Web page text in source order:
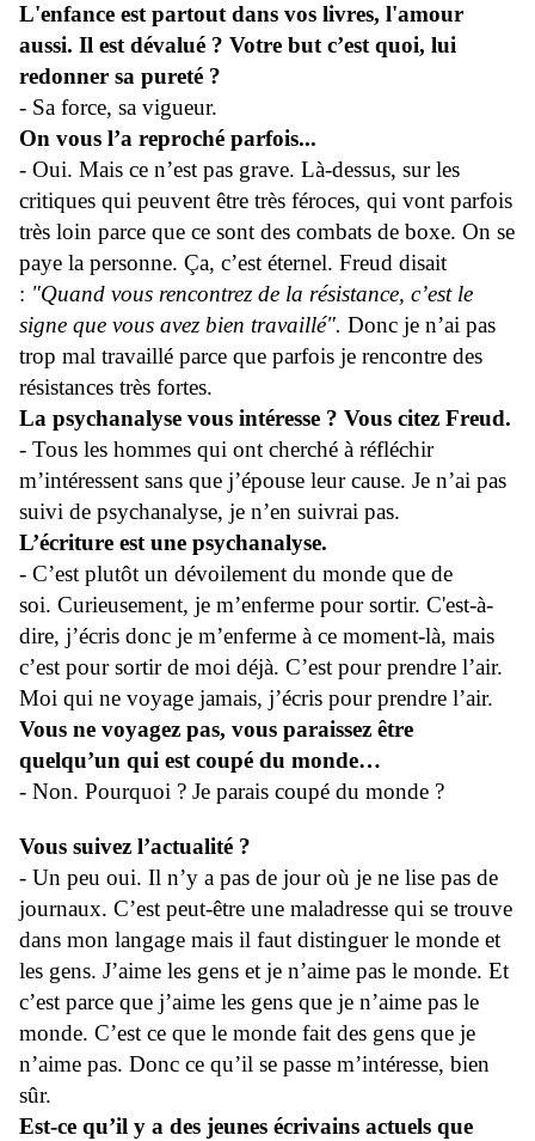
L'enfance est partout dans vos livres, l'amour
aussi. Il est dévalué ? Votre but c’est quoi, lui
redonner sa pureté ?
- Sa force, sa vigueur.
On vous l’a reproché parfois...
- Oui. Mais ce n’est pas grave. Là-dessus, sur les
critiques qui peuvent être très féroces, qui vont parfois
très loin parce que ce sont des combats de boxe. On se
paye la personne. Ça, c’est éternel. Freud disait
: "Quand vous rencontrez de la résistance, c’est le
signe que vous avez bien travaillé". Donc je n’ai pas
trop mal travaillé parce que parfois je rencontre des
résistances très fortes.
La psychanalyse vous intéresse ? Vous citez Freud.
- Tous les hommes qui ont cherché à réfléchir
m’intéressent sans que j’épouse leur cause. Je n’ai pas
suivi de psychanalyse, je n’en suivrai pas.
L’écriture est une psychanalyse.
- C’est plutôt un dévoilement du monde que de
soi. Curieusement, je m’enferme pour sortir. C'est-à-
dire, j’écris donc je m’enferme à ce moment-là, mais
c’est pour sortir de moi déjà. C’est pour prendre l’air.
Moi qui ne voyage jamais, j’écris pour prendre l’air.
Vous ne voyagez pas, vous paraissez être
quelqu’un qui est coupé du monde…
- Non. Pourquoi ? Je parais coupé du monde ?
Vous suivez l’actualité ?
- Un peu oui. Il n’y a pas de jour où je ne lise pas de
journaux. C’est peut-être une maladresse qui se trouve
dans mon langage mais il faut distinguer le monde et
les gens. J’aime les gens et je n’aime pas le monde. Et
c’est parce que j’aime les gens que je n’aime pas le
monde. C’est ce que le monde fait des gens que je
n’aime pas. Donc ce qu’il se passe m’intéresse, bien
sûr.
Est-ce qu’il y a des jeunes écrivains actuels que